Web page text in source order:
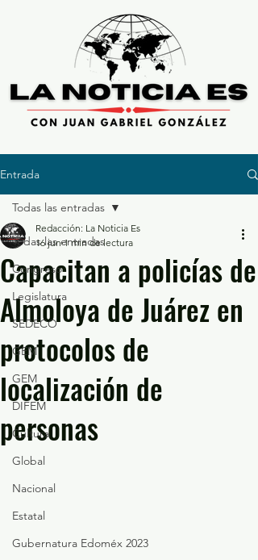
Entrada
Todas las entradas
Congreso
Legislatura
SEDECO
GEM
GEM
DIFEM
Cultura
Global
Nacional
Estatal
Gubernatura Edoméx 2023
Todas las entradas
Capacitan a policías de
Almoloya de Juárez en
protocolos de
localización de
personas
Redacción: La Noticia Es
16 jun 1 min de lectura